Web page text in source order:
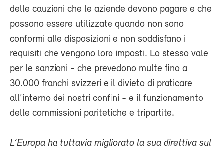
delle cauzioni che le aziende devono pagare e che
possono essere utilizzate quando non sono
conformi alle disposizioni e non soddisfano i
requisiti che vengono loro imposti. Lo stesso vale
per le sanzioni - che prevedono multe fino a
30.000 franchi svizzeri e il divieto di praticare
all’interno dei nostri confini - e il funzionamento
delle commissioni paritetiche e tripartite.
L’Europa ha tuttavia migliorato la sua direttiva sul